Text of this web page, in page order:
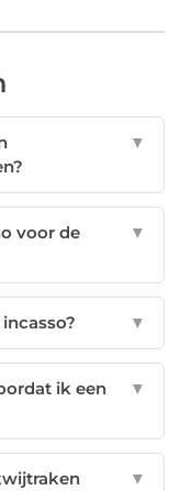
▼
voor de
▼
▼
ik een
▼
▼